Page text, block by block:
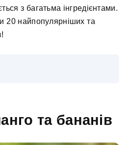
з багатьма інгредієнтами.
20 найпопулярніших та
та бананів